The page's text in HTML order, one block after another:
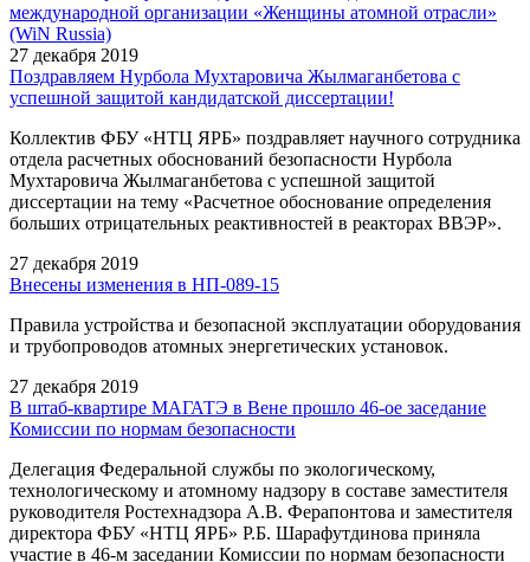
международной организации «Женщины атомной отрасли»
(WiN Russia)
27 декабря 2019
Поздравляем Нурбола Мухтаровича Жылмаганбетова с
успешной защитой кандидатской диссертации!
Коллектив ФБУ «НТЦ ЯРБ» поздравляет научного сотрудника
отдела расчетных обоснований безопасности Нурбола
Мухтаровича Жылмаганбетова с успешной защитой
диссертации на тему «Расчетное обоснование определения
больших отрицательных реактивностей в реакторах ВВЭР».
27 декабря 2019
Внесены изменения в НП-089-15
Правила устройства и безопасной эксплуатации оборудования
и трубопроводов атомных энергетических установок.
27 декабря 2019
В штаб-квартире МАГАТЭ в Вене прошло 46-ое заседание
Комиссии по нормам безопасности
Делегация Федеральной службы по экологическому,
технологическому и атомному надзору в составе заместителя
руководителя Ростехнадзора А.В. Ферапонтова и заместителя
директора ФБУ «НТЦ ЯРБ» Р.Б. Шарафутдинова приняла
участие в 46-м заседании Комиссии по нормам безопасности